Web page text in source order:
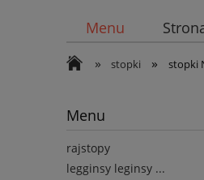
Menu
» stopki » stopki
Menu
rajstopy
legginsy leginsy ...